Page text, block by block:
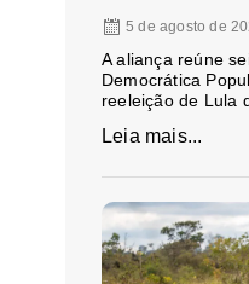
5 de agosto de
A aliança reúne
Democrática
reeleição de Lula
Leia mais...